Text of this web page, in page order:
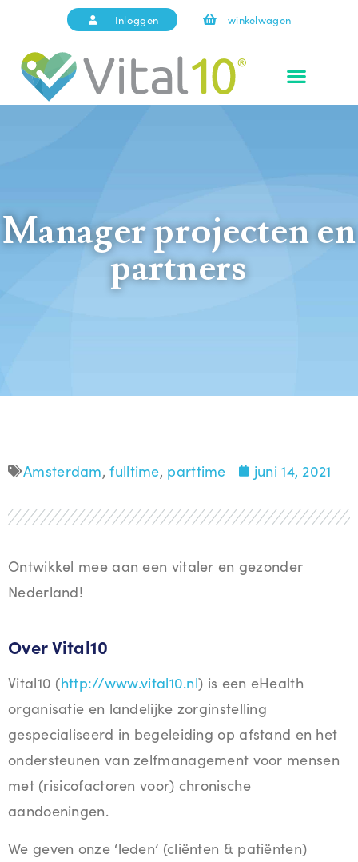
Inloggen winkelwagen
Manager projecten en
partners
Amsterdam,fulltime, parttime juni 14, 2021
Ontwikkel mee aan een vitaler en gezonder
Nederland!
Over Vital10
Vital10 (http://www.vital10.nl) is een eHealth
organisatie en landelijke zorginstelling
gespecialiseerd in begeleiding op afstand en het
ondersteunen van zelfmanagement voor mensen
met (risicofactoren voor) chronische
aandoeningen.
We geven onze ‘leden’ (cliënten & patiënten)